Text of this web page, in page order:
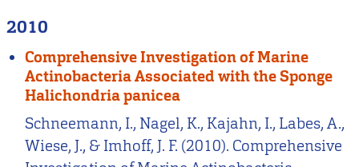
2010
Comprehensive Investigation of Marine
Actinobacteria Associated with the Sponge
Halichondria panicea
Schneemann, I., Nagel, K., Kajahn, I., Labes, A.,
Wiese, J., & Imhoff, J. F. (2010). Comprehensive